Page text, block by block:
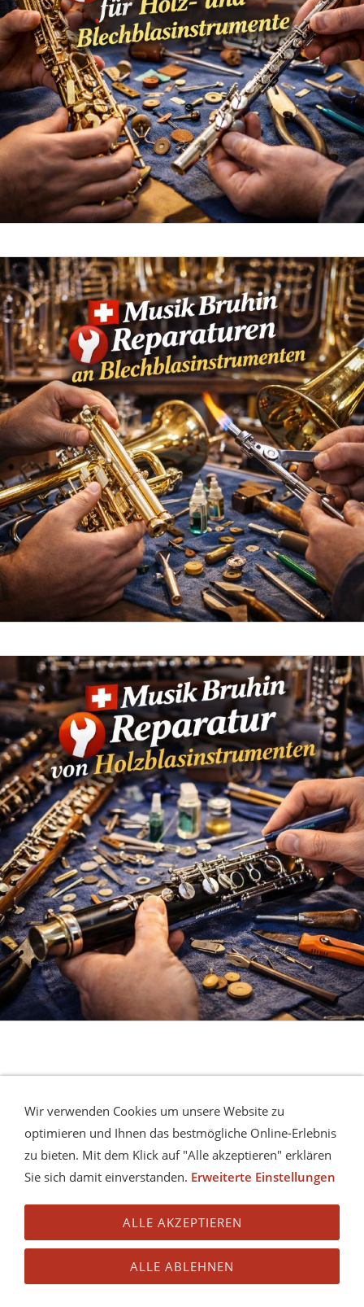
COOKIE
DATENSCHUTZ
Wir verwenden Cookies um unsere Website zu
optimieren und Ihnen das bestmögliche Online-Erlebnis
zu bieten. Mit dem Klick auf "Alle akzeptieren" erklären
Sie sich damit einverstanden. Erweiterte Einstellungen
ALLE AKZEPTIEREN
ALLE ABLEHNEN